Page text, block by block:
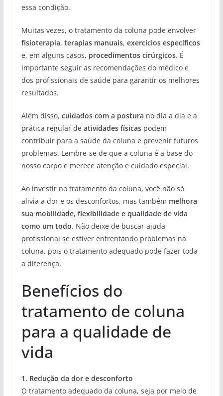
essa condição.
Muitas vezes, o tratamento da coluna pode envolver
fisioterapia, terapias manuais, exercícios específicos
e, em alguns casos, procedimentos cirúrgicos. É
importante seguir as recomendações do médico e
dos profissionais de saúde para garantir os melhores
resultados.
Além disso, cuidados com a postura no dia a dia e a
prática regular de atividades físicaspodem
contribuir para a saúde da coluna e prevenir futuros
problemas. Lembre-se de que a coluna é a base do
nosso corpo e merece atenção e cuidado especial.
Ao investir no tratamento da coluna, você não só
alivia a dor e os desconfortos, mas também melhora
sua mobilidade, flexibilidade e qualidade de vida
como um todo. Não deixe de buscar ajuda
profissional se estiver enfrentando problemas na
coluna, pois o tratamento adequado pode fazer toda
a diferença.
Benefícios do
tratamento de coluna
para a qualidade de
vida
1. Redução da dor e desconforto
O tratamento adequado da coluna, seja por meio de